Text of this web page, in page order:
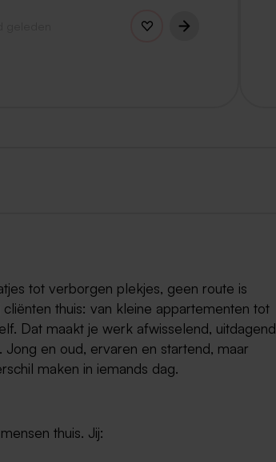
tot verborgen plekjes, geen route is
thuis: van kleine appartementen tot
Dat maakt je werk afwisselend, uitdagend
Jong en oud, ervaren en startend, maar
maken in iemands dag.
thuis. Jij: